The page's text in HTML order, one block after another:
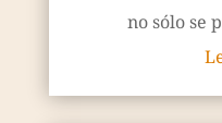
no sólo se